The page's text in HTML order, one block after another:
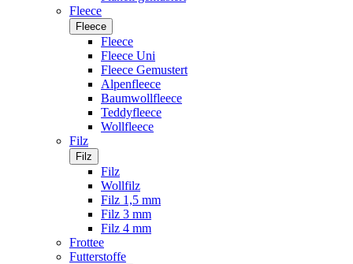
Fleece
Fleece
Fleece
Fleece Uni
Fleece Gemustert
Alpenfleece
Baumwollfleece
Teddyfleece
Wollfleece
Filz
Filz
Filz
Wollfilz
Filz 1,5 mm
Filz 3 mm
Filz 4 mm
Frottee
Futterstoffe